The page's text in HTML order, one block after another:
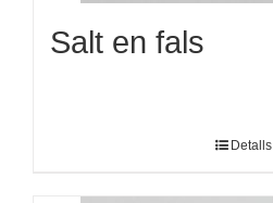
Salt en fals
Detalls